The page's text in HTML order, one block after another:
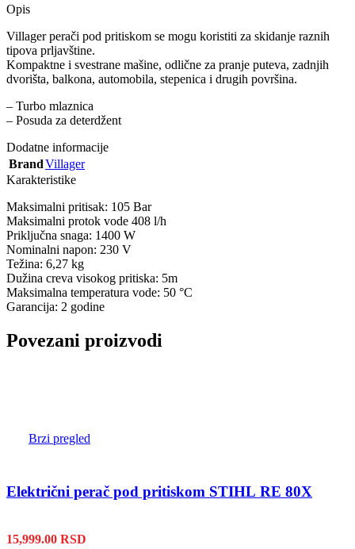
Opis
Villager perači pod pritiskom se mogu koristiti za skidanje raznih
tipova prljavštine.
Kompaktne i svestrane mašine, odlične za pranje puteva, zadnjih
dvorišta, balkona, automobila, stepenica i drugih površina.
– Turbo mlaznica
– Posuda za deterdžent
Dodatne informacije
BrandVillager
Karakteristike
Maksimalni pritisak: 105 Bar
Maksimalni protok vode 408 l/h
Priključna snaga: 1400 W
Nominalni napon: 230 V
Težina: 6,27 kg
Dužina creva visokog pritiska: 5m
Maksimalna temperatura vode: 50 °C
Garancija: 2 godine
Povezani proizvodi
Brzi pregled
Električni perač pod pritiskom STIHL RE 80X
15,999.00 RSD